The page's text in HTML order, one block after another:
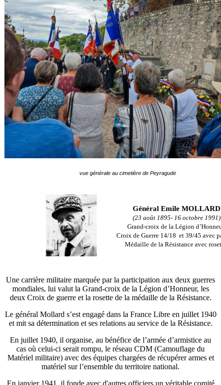
vue générale au cimetière de Peyragude
Général Emile MOLLARD
(23 août 1895- 16 octobre 1991)
Grand-croix de la Légion
Croix de Guerre 14/18 et 39/45 avec
Médaille de la Résistance avec
Une carrière militaire marquée par la participation aux deux guerres
mondiales, lui valut la Grand-croix de la Légion d’Honneur, les
deux Croix de guerre et la rosette de la médaille de la Résistance.
Le général Mollard s’est engagé dans la France Libre en juillet 1940
et mit sa détermination et ses relations au service de la Résistance.
En juillet 1940, il organise, au bénéfice de l’armée d’armistice au
cas où celui-ci serait rompu, le réseau CDM (Camouflage du
Matériel militaire) avec des équipes chargées de récupérer armes et
matériel sur l’ensemble du territoire national.